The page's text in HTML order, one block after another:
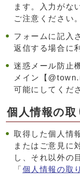
ます。入力がな
ご注意ください。
フォームに記入
返信する場合に
迷惑メール防止
メイン【
可能にしてくだ
個人情報の
取得した個人情
またはご意見に
し、それ以外の
「 個人情報の取